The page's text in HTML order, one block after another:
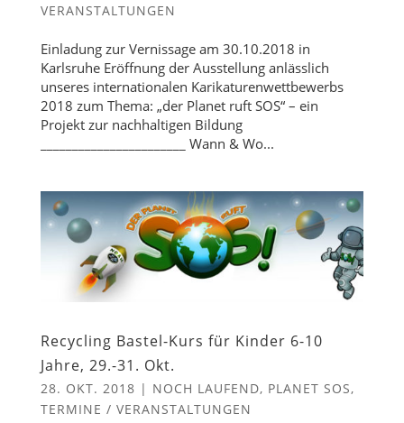
VERANSTALTUNGEN
Einladung zur Vernissage am 30.10.2018 in
Karlsruhe Eröffnung der Ausstellung anlässlich
unseres internationalen Karikaturenwettbewerbs
2018 zum Thema: „der Planet ruft SOS“ – ein
Projekt zur nachhaltigen Bildung
_______________________ Wann & Wo...
Recycling Bastel-Kurs für Kinder 6-10
Jahre, 29.-31. Okt.
28. OKT. 2018 | NOCH LAUFEND, PLANET SOS,
TERMINE / VERANSTALTUNGEN